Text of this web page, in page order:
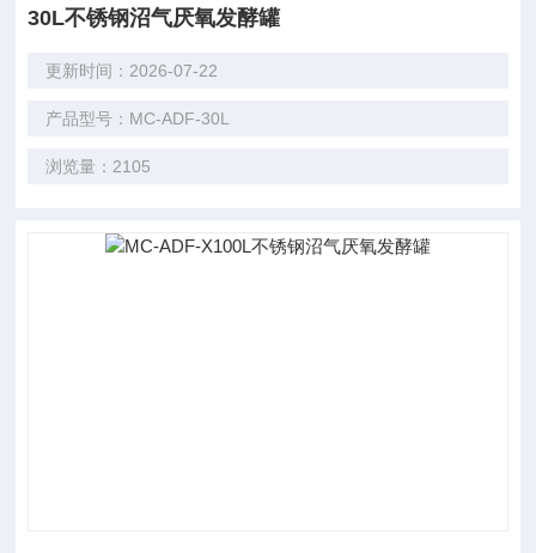
30L不锈钢沼气厌氧发酵罐
更新时间：2026-07-22
产品型号：MC-ADF-30L
浏览量：2105